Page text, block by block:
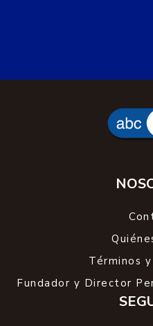
Términos
Fundador y Director